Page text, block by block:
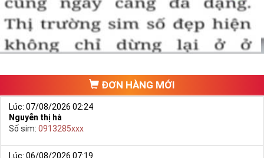
ĐƠN HÀNG MỚI
Lúc: 07/08/2026 02:24
Nguyễn thị hà
Số sim: 0913285xxx
Lúc: 06/08/2026 07:19